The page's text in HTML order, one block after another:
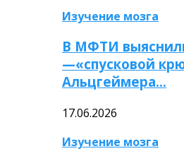
Изучение мозга
В МФТИ
—«спусковой
Альцгеймера…
17.06.2026
Изучение мозга